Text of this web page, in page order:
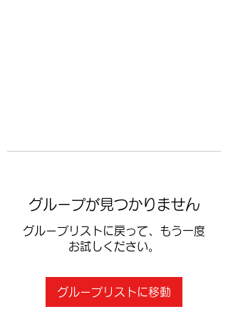
グループが見つかりません
グループリストに戻って、もう一度
お試しください。
グループリストに移動